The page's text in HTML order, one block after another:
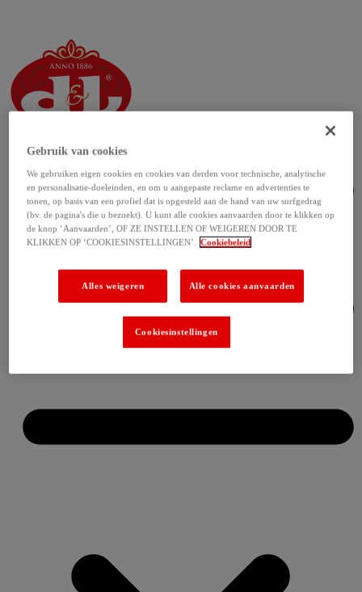
Gebruik van cookies
We gebruiken eigen cookies en cookies van derden voor technische, analytische
en personalisatie-doeleinden, en om u aangepaste reclame en advertenties te
tonen, op basis van een profiel dat is opgesteld aan de hand van uw surfgedrag
(bv. de pagina's die u bezoekt). U kunt alle cookies aanvaarden door te klikken op
de knop ‘Aanvaarden’, OF ZE INSTELLEN OF WEIGEREN DOOR TE
KLIKKEN OP ‘COOKIESINSTELLINGEN’.
Cookiebeleid
Alles weigeren Alle cookies aanvaarden
Cookiesinstellingen